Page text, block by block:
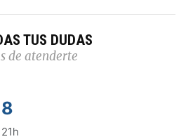
TUS DUDAS
de atenderte